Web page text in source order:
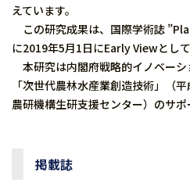
えています。
この研究成果は、国際学術誌
に2019年5月1日にEarly Viewとし
本研究は内閣府戦略的イノベー
「次世代農林水産業創造技術」（
農研機構生研支援センター）のサポ
掲載誌